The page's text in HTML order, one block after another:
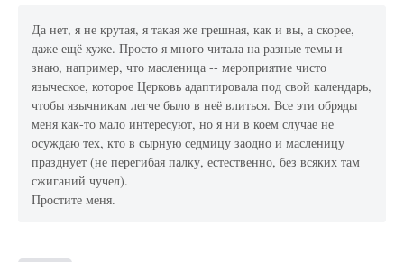
Да нет, я не крутая, я такая же грешная, как и вы, а скорее,
даже ещё хуже. Просто я много читала на разные темы и
знаю, например, что масленица -- мероприятие чисто
языческое, которое Церковь адаптировала под свой календарь,
чтобы язычникам легче было в неё влиться. Все эти обряды
меня как-то мало интересуют, но я ни в коем случае не
осуждаю тех, кто в сырную седмицу заодно и масленицу
празднует (не перегибая палку, естественно, без всяких там
сжиганий чучел).
Простите меня.